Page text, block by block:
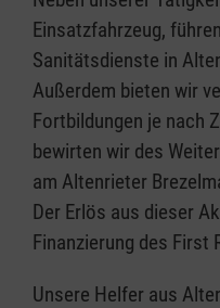
Einsatzfahrzeug,
Sanitätsdienste in
Außerdem bieten wir
Fortbildungen je nach
bewirten wir des
am Altenrieter
Der Erlös aus dieser
Finanzierung des First
Unsere Helfer aus